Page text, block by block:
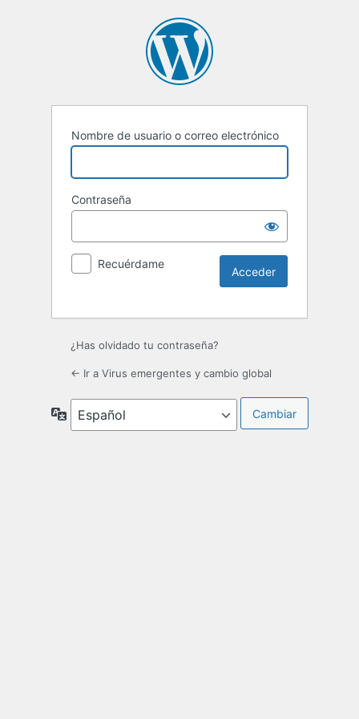
Nombre de usuario o correo electrónico
Contraseña
Recuérdame
¿Has olvidado tu contraseña?
← Ir a Virus emergentes y cambio global
Idioma